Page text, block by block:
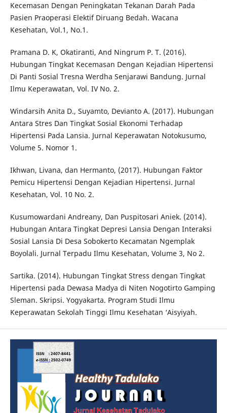
Kecemasan Dengan Peningkatan Tekanan Darah Pada
Pasien Praoperasi Elektif Diruang Bedah. Wacana
Kesehatan, Vol.1, No.1.
Pramana D. K, Okatiranti, And Ningrum P. T. (2016).
Hubungan Tingkat Kecemasan Dengan Kejadian Hipertensi
Di Panti Sosial Tresna Werdha Senjarawi Bandung. Jurnal
Ilmu Keperawatan, Vol. IV No. 2.
Windarsih Anita D., Suyamto, Devianto A. (2017). Hubungan
Antara Stres Dan Tingkat Sosial Ekonomi Terhadap
Hipertensi Pada Lansia. Jurnal Keperawatan Notokusumo,
Volume 5. Nomor 1.
Ikhwan, Livana, dan Hermanto, (2017). Hubungan Faktor
Pemicu Hipertensi Dengan Kejadian Hipertensi. Jurnal
Kesehatan, Vol. 10 No. 2.
Kusumowardani Andreany, Dan Puspitosari Aniek. (2014).
Hubungan Antara Tingkat Depresi Lansia Dengan Interaksi
Sosial Lansia Di Desa Sobokerto Kecamatan Ngemplak
Boyolali. Jurnal Terpadu Ilmu Kesehatan, Volume 3, No 2.
Sartika. (2014). Hubungan Tingkat Stress dengan Tingkat
Hipertensi pada Dewasa Madya di Niten Nogotirto Gamping
Sleman. Skripsi. Yogyakarta. Program Studi Ilmu
Keperawatan Sekolah Tinggi Ilmu Kesehatan ‘Aisyiyah.